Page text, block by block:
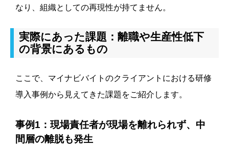
なり、組織としての再現性が持てません。
実際にあった課題：離職や生産性低下
の背景にあるもの
ここで、マイナビバイトのクライアントにおける研修
導入事例から見えてきた課題をご紹介します。
事例1：現場責任者が現場を離れられず、中
間層の離脱も発生